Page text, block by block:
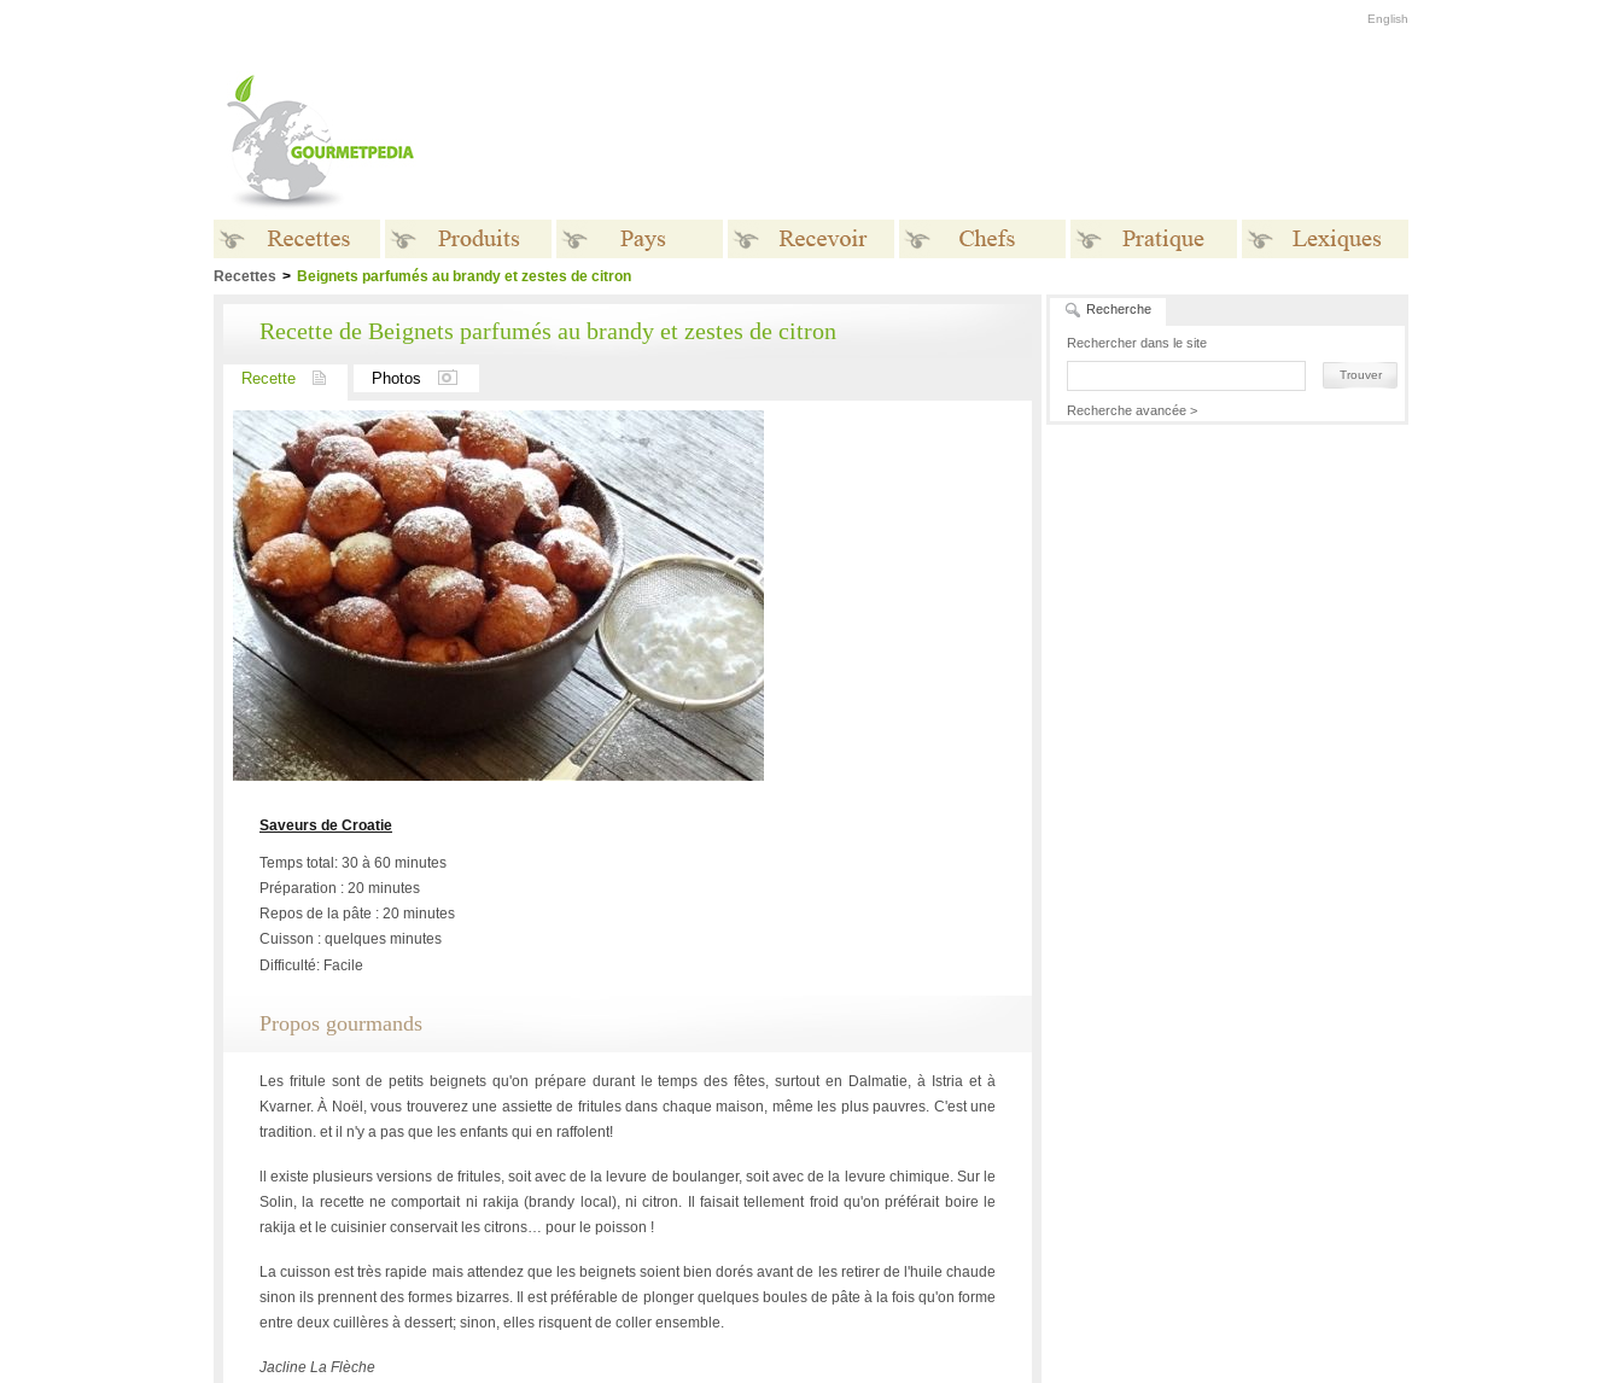
English
Recettes > Beignets parfumés au brandy et zestes de citron
Recette de Beignets parfumés au brandy et zestes de citron
Recette Photos
Saveurs de Croatie
Temps total: 30 à 60 minutes
Préparation : 20 minutes
Repos de la pâte : 20 minutes
Cuisson : quelques minutes
Difficulté: Facile
Propos gourmands
Les fritule sont de petits beignets qu'on prépare durant le temps des fêtes, surtout en Dalmatie, à Istria et à
Kvarner. À Noël, vous trouverez une assiette de fritules dans chaque maison, même les plus pauvres. C'est une
tradition. et il n'y a pas que les enfants qui en raffolent!
ll existe plusieurs versions de fritules, soit avec de la levure de boulanger, soit avec de la levure chimique. Sur le
Solin, la recette ne comportait ni rakija (brandy local), ni citron. Il faisait tellement froid qu'on préférait boire le
rakija et le cuisinier conservait les citrons… pour le poisson !
La cuisson est très rapide mais attendez que les beignets soient bien dorés avant de les retirer de l'huile chaude
sinon ils prennent des formes bizarres. Il est préférable de plonger quelques boules de pâte à la fois qu'on forme
entre deux cuillères à dessert; sinon, elles risquent de coller ensemble.
Jacline La Flèche
Recherche
Rechercher dans le site
Trouver
Recherche avancée >
Recettes Produits Pays Pratique